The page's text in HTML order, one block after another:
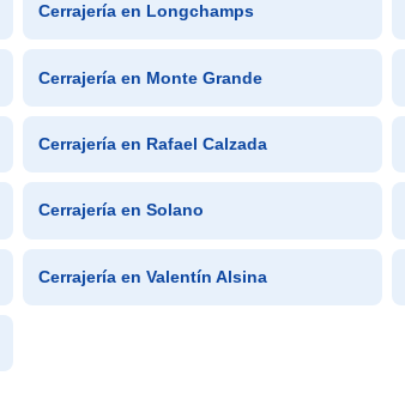
Cerrajería en Longchamps
Cerrajería en Monte Grande
Cerrajería en Rafael Calzada
Cerrajería en Solano
Cerrajería en Valentín Alsina